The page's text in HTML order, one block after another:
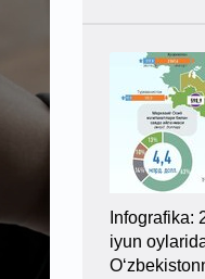
Infografika:
iyun